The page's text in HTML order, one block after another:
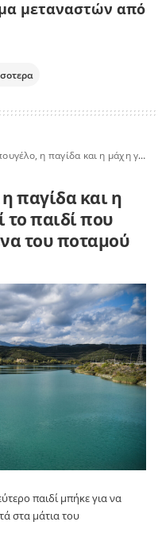
μεταναστών από
για να εντοπιστεί το παιδί που βρισκόταν στον πυθμένα του ποταμού
παγίδα και η
το παιδί που
του ποταμού
παιδί μπήκε για να
στα μάτια του